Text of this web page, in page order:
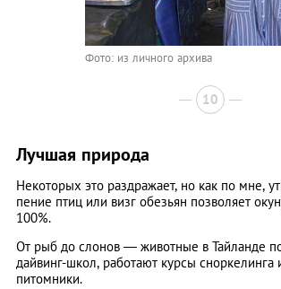
Фото: из личного архива
10
Лучшая природа
Некоторых это раздражает, но как по мне,
пение птиц или визг обезьян позволяет
100%.
От рыб до слонов — животные в Тайланде
дайвинг-школ, работают курсы сноркелинга
питомники.